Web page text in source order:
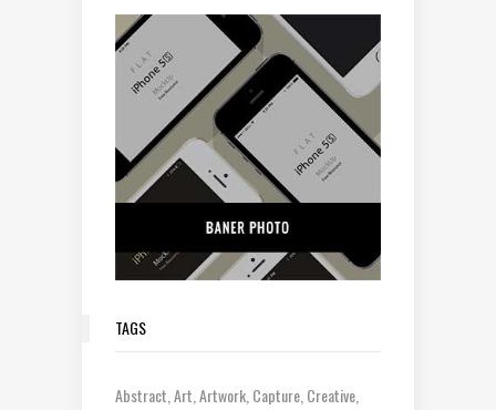
TAGS
Abstract Art Artwork Capture Creative